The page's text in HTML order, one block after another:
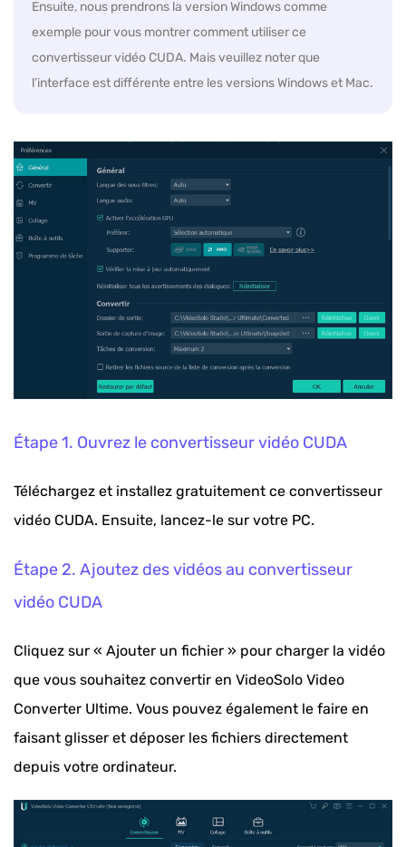
Ensuite, nous prendrons la version Windows comme
exemple pour vous montrer comment utiliser ce
convertisseur vidéo CUDA. Mais veuillez noter que
l’interface est différente entre les versions Windows et Mac.
Étape 1. Ouvrez le convertisseur vidéo CUDA
Téléchargez et installez gratuitement ce convertisseur
vidéo CUDA. Ensuite, lancez-le sur votre PC.
Étape 2. Ajoutez des vidéos au convertisseur
vidéo CUDA
Cliquez sur « Ajouter un fichier » pour charger la vidéo
que vous souhaitez convertir en VideoSolo Video
Converter Ultime. Vous pouvez également le faire en
faisant glisser et déposer les fichiers directement
depuis votre ordinateur.